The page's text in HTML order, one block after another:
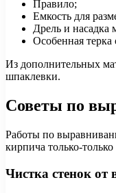
Правило;
Емкость для
Дрель и насадка
Особенная
Из дополнительных
шпаклевки.
Советы по
Работы по
кирпича только-
Чистка стенок от